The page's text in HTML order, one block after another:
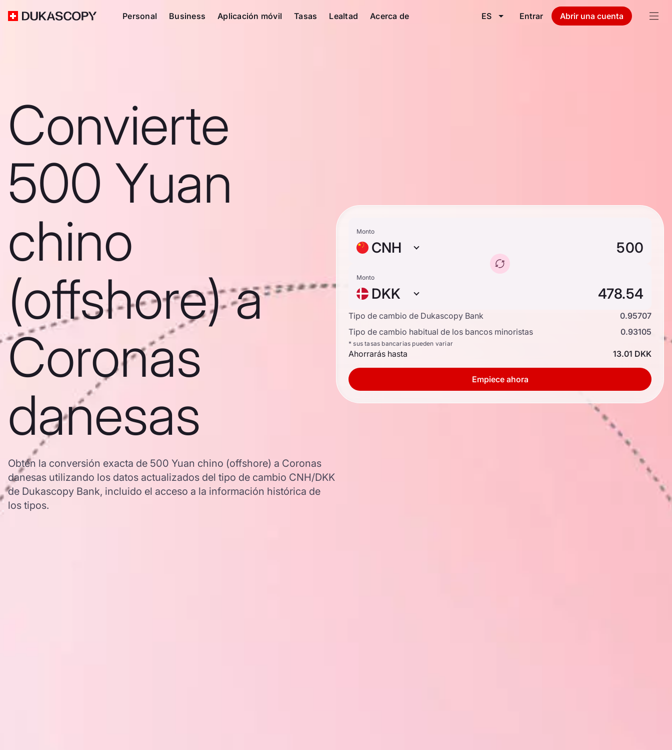
Personal Business Aplicación móvil Tasas Lealtad Acerca de ES Entrar Abrir una cuenta
Convierte
500 Yuan
chino
(offshore) a
Coronas
danesas
Obtén la conversión exacta de 500 Yuan chino (offshore) a Coronas
danesas utilizando los datos actualizados del tipo de cambio CNH/DKK
de Dukascopy Bank, incluido el acceso a la información histórica de
los tipos.
Monto
CNH
Monto
DKK
Tipo de cambio de Dukascopy Bank
0.95707
Tipo de cambio habitual de los bancos minoristas
0.93105
* sus tasas bancarias pueden variar
Ahorrarás hasta 13.01 DKK
Empiece ahora